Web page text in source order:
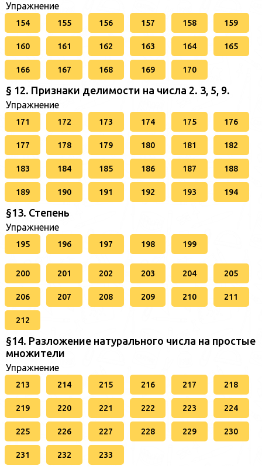
Упражнение
154 155 156 157 158 159
160 161 162 163 164 165
166 167 168 169 170
§ 12. Признаки делимости на числа 2. 3, 5, 9.
Упражнение
171 172 173 174 175 176
177 178 179 180 181 182
183 184 185 186 187 188
189 190 191 192 193 194
§13. Степень
Упражнение
195 196 197 198 199
200 201 202 203 204 205
206 207 208 209 210 211
212
§14. Разложение натурального числа на простые
множители
Упражнение
213 214 215 216 217 218
219 220 221 222 223 224
225 226 227 228 229 230
231 232 233